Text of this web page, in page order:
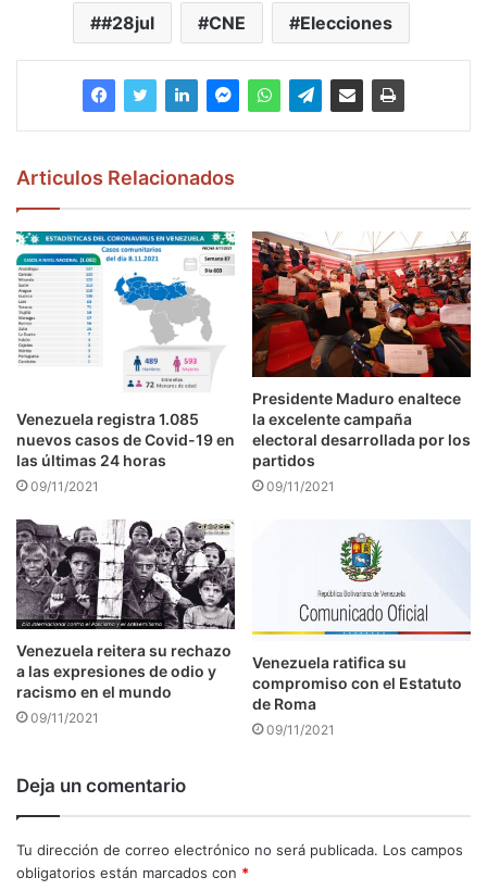
#28jul CNE Elecciones
Articulos Relacionados
Venezuela registra 1.085
nuevos casos de Covid-19 en
las últimas 24 horas
09/11/2021
Presidente Maduro enaltece
la excelente campaña
electoral desarrollada por los
partidos
09/11/2021
Venezuela reitera su rechazo
a las expresiones de odio y
racismo en el mundo
09/11/2021
Venezuela ratifica su
compromiso con el Estatuto
de Roma
09/11/2021
Deja un comentario
Tu dirección de correo electrónico no será publicada. Los campos
obligatorios están marcados con *